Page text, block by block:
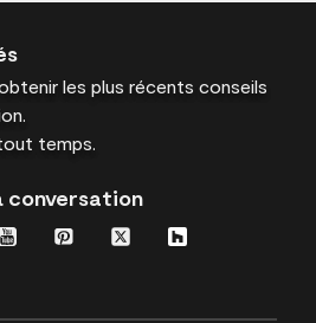
les plus récents conseils
temps.
conversation